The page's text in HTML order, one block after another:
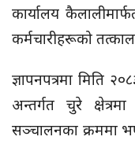
कार्यालय
कर्मचारीहरूको
ज्ञापनपत्रमा मिति
अन्तर्गत चुरे
सञ्चालनका क्रममा